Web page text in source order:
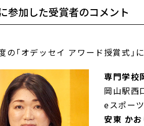
参加した受賞者のコメント
の「オデッセイ アワード授賞式」
専門学校
岡山駅西
eスポー
安東 か